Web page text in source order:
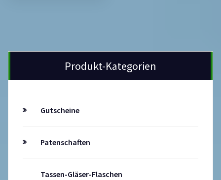
Produkt-Kategorien
Gutscheine
Patenschaften
Tassen-Gläser-Flaschen